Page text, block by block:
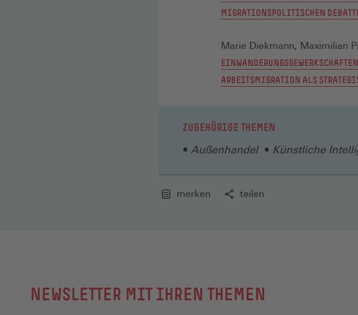
MIGRATIONSPOLITISCHEN
Marie Diekmann, Maximilian
ARBEITSMIGRATION ALS
ZUGEHÖRIGE THEMEN
Außenhandel Künstliche
merken teilen
NEWSLETTER MIT IHREN THEMEN